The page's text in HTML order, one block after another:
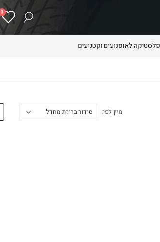
0
פלסטיקה לאופנועים וקטנועים
מיין לפי: